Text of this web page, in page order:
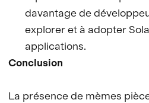
davantage de
explorer et à adopter
applications.
Conclusion
La présence de mèmes